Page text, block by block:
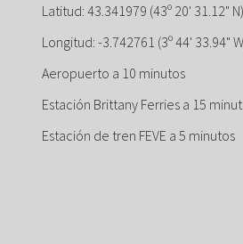
Latitud: 43.341979 (43º 20' 31.12" N)
Longitud: -3.742761 (3º 44' 33.94"
Aeropuerto a 10 minutos
Estación Brittany Ferries a 15
Estación de tren FEVE a 5 minutos